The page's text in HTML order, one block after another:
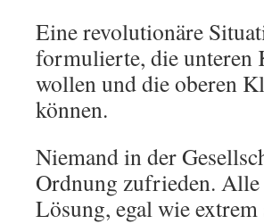
Eine revolutionäre
formulierte, die
wollen und die oberen
können.
Niemand in der
Ordnung zufrieden. Alle
Lösung, egal wie